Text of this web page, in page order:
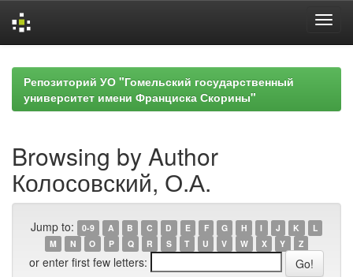
navigationРепозиторий УО "Гомельский государственный
университет имени Франциска Скорины"
Browsing by Author
Колосовский, О.А.
Jump to: 0-9 A B C D E F G H I J K
L
M
N O P Q R S T U V W X Y Z
or enter first few letters: